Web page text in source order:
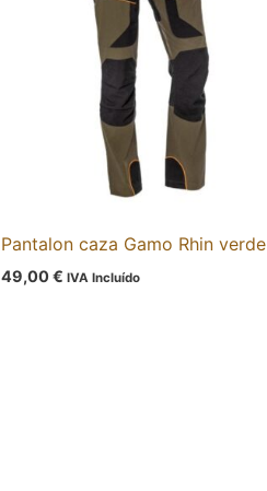
Pantalon caza Gamo Rhin verde
49,00€ IVA Incluído